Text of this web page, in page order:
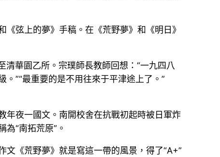
弦上的夢》手稿。在《荒野夢》和《明日》
華園乙所。宗璞師長教師回想：“一九四八
”“最重要的是不用往來于平津途上了。”
年夜一國文。南開校舍在抗戰初起時被日軍炸
“南拓荒原”。
《荒野夢》就是寫這一帶的風景，得了“A+”